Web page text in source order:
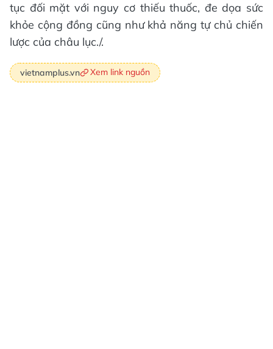
tục đối mặt với nguy cơ thiếu thuốc, đe dọa sức
khỏe cộng đồng cũng như khả năng tự chủ chiến
lược của châu lục./.
vietnamplus.vn Xem link nguồn